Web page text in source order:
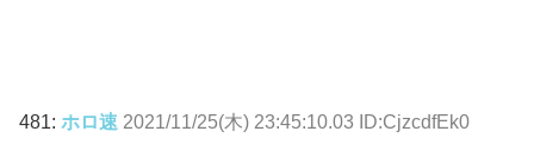
481: ホロ速 2021/11/25(木) 23:45:10.03 ID:CjzcdfEk0